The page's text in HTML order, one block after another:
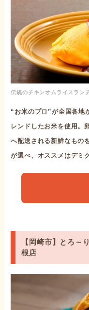
伝統のチキンオムライスラ
“お米のプロ”が全国各地
レンドしたお米を使用。
へ配送される新鮮なもの
が選べ、オススメはデミ
【岡崎市】とろ～
根店